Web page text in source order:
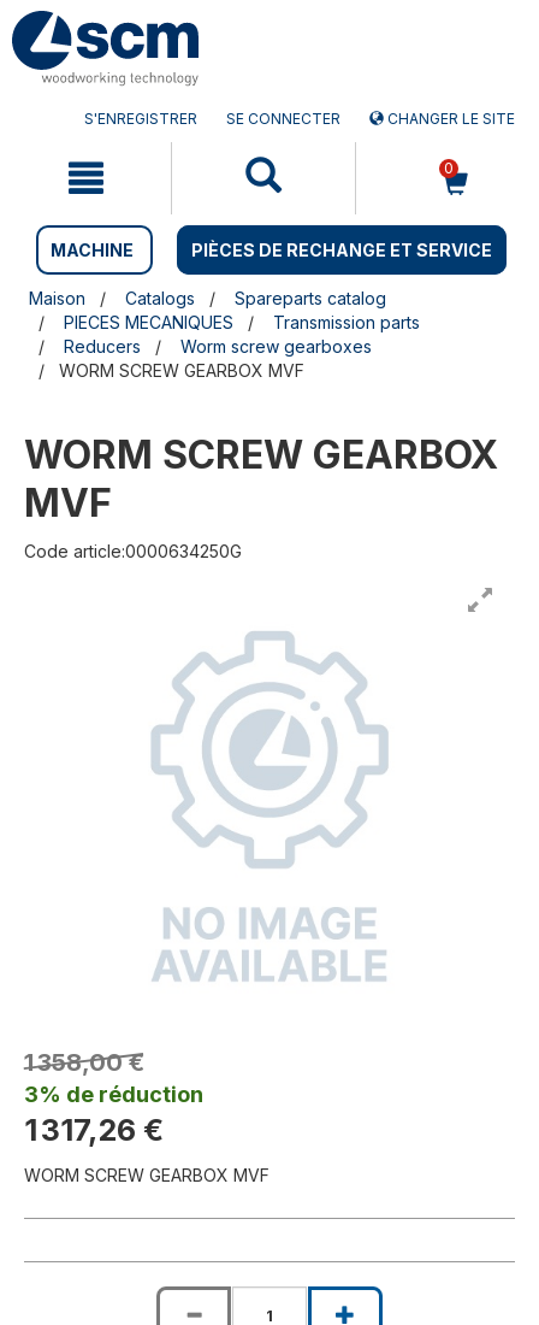
Aller
au
contenu
Menu
sauter
S'ENREGISTRER SE CONNECTER CHANGER LE SITE
0
MACHINE PIÈCES DE RECHANGE ET SERVICE
Maison Catalogs
Spareparts catalog
PIECES MECANIQUES
Transmission parts
Reducers
Worm screw gearboxes
WORM SCREW GEARBOX MVF
WORM SCREW GEARBOX
MVF
Code article:0000634250G
1 358,00 €
3% de réduction
1 317,26 €
WORM SCREW GEARBOX MVF